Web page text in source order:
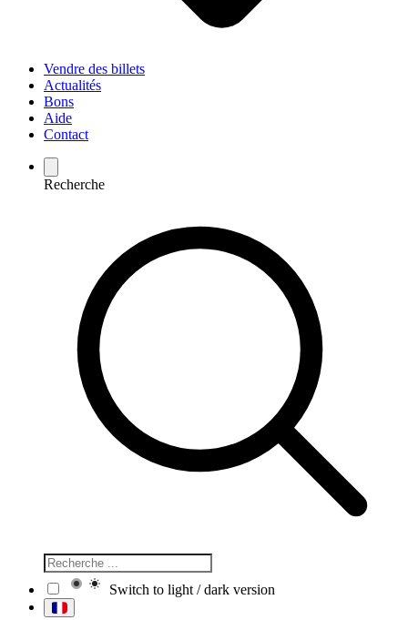
Vendre des billets
Actualités
Bons
Aide
Contact
Recherche
Switch to light / dark version